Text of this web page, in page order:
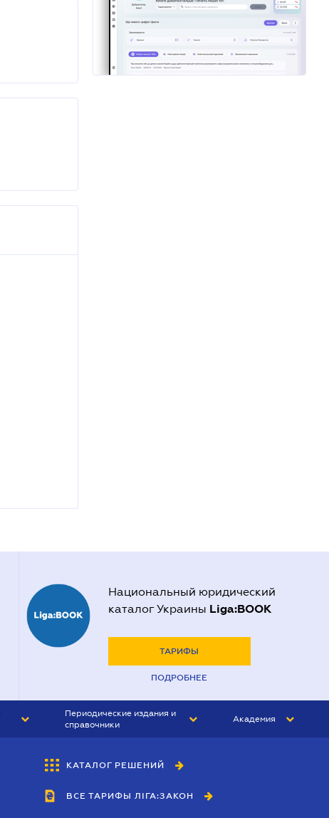
Национальный юридический
каталог Украины Liga:BOOK
ТАРИФЫ
ПОДРОБНЕЕ
Периодические издания и
справочники
БУХГАЛТЕР&ЗАКОН
ВЕСТНИК МСФО
Академия
КАТАЛОГ РЕШЕНИЙ
ВСЕ ТАРИФЫ ЛІГА:ЗАКОН